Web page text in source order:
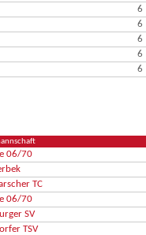
6
6
6
6
6
06/70
TC
06/70
SV
TSV